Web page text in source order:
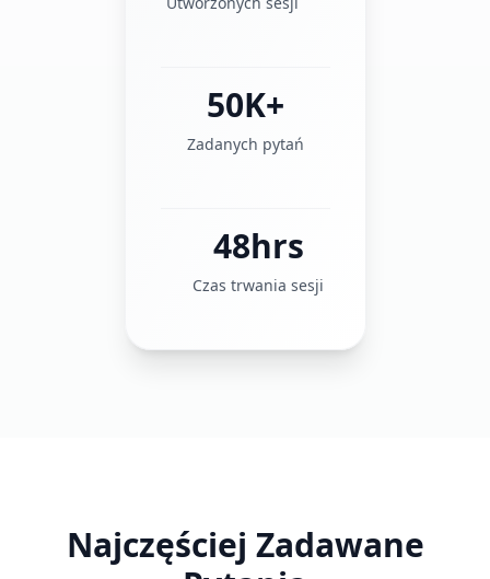
50K+
Zadanych pytań
48hrs
Czas trwania sesji
Najczęściej Zadawane